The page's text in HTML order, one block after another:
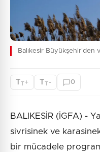
Balıkesir
TT+ TT - 0
BALIKESİR (İGFA) -
sivrisinek ve
bir mücadele